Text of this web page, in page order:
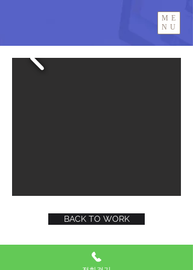
ME
NU
BACK TO WORK